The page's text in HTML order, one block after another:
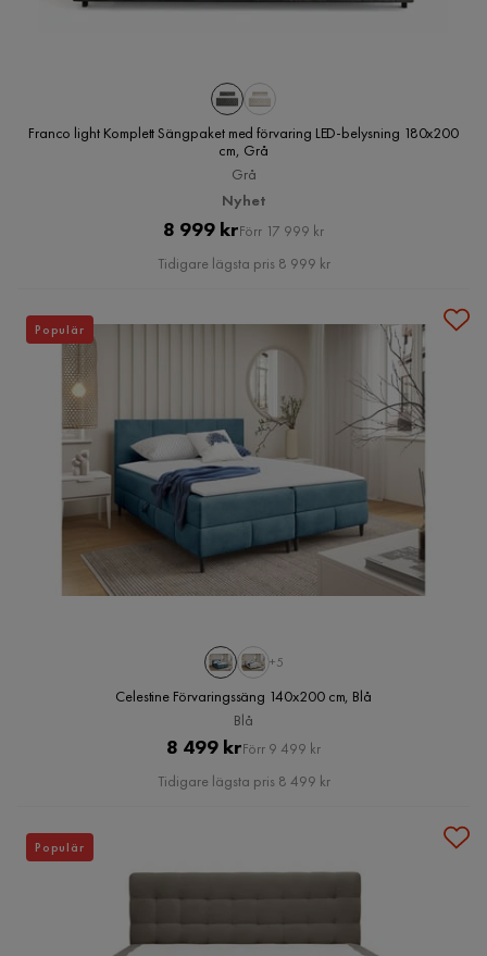
Franco light Komplett Sängpaket med förvaring LED-belysning 180x200
cm, Grå
Grå
Nyhet
Pris
8 999 krOriginal
Pris
Förr 17 999 kr
Tidigare lägsta pris 8 999 kr
+5
Celestine Förvaringssäng 140x200 cm, Blå
Blå
Pris
8 499 krOriginal
Pris
Förr 9 499 kr
Tidigare lägsta pris 8 499 kr
Populär
Populär